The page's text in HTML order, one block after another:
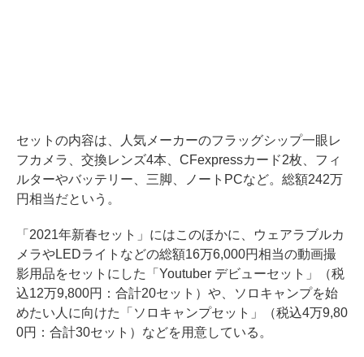
セットの内容は、人気メーカーのフラッグシップ一眼レ
フカメラ、交換レンズ4本、CFexpressカード2枚、フィ
ルターやバッテリー、三脚、ノートPCなど。総額242万
円相当だという。
「2021年新春セット」にはこのほかに、ウェアラブルカ
メラやLEDライトなどの総額16万6,000円相当の動画撮
影用品をセットにした「Youtuber デビューセット」（税
込12万9,800円：合計20セット）や、ソロキャンプを始
めたい人に向けた「ソロキャンプセット」（税込4万9,80
0円：合計30セット）などを用意している。